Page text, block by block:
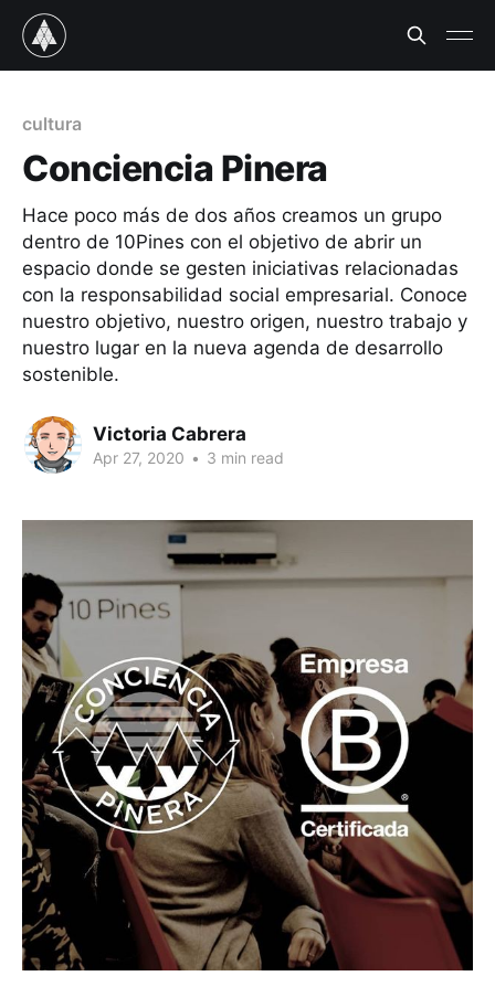
cultura
Conciencia Pinera
Hace poco más de dos años creamos un grupo
dentro de 10Pines con el objetivo de abrir un
espacio donde se gesten iniciativas relacionadas
con la responsabilidad social empresarial. Conoce
nuestro objetivo, nuestro origen, nuestro trabajo y
nuestro lugar en la nueva agenda de desarrollo
sostenible.
Victoria Cabrera
Apr 27, 2020 • 3 min read